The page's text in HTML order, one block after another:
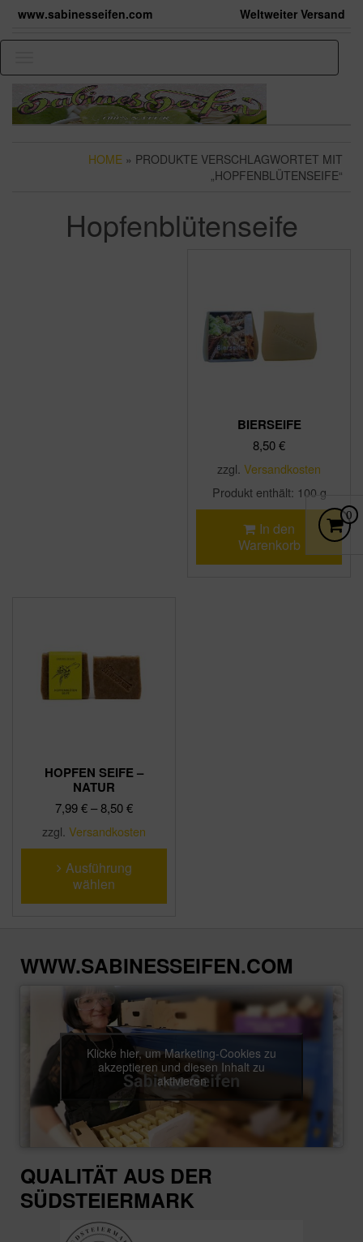
the
www.sabinesseifen.com Weltweiter Versand
navigation
HOME » PRODUKTE VERSCHLAGWORTET MIT
„HOPFENBLÜTENSEIFE“
Hopfenblütenseife
BIERSEIFE
8,50€
zzgl. Versandkosten
Produkt enthält: 100 g
In den
Warenkorb
HOPFEN SEIFE –
NATUR
7,99€–8,50€
zzgl. Versandkosten
Ausführung
wählen
Dieses
Die
Optionen
können
auf
der
Produktseite
gewählt
werden
WWW.SABINESSEIFEN.COM
Klicke hier, um Marketing-Cookies zu
akzeptieren und diesen Inhalt zu
aktivieren
QUALITÄT AUS DER
SÜDSTEIERMARK
0
ES